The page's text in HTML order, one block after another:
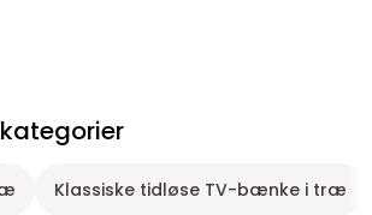
Klassiske tidløse TV-bænke i træ